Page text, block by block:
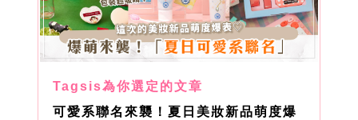
可愛系聯名來襲！夏日美妝新品萌度爆